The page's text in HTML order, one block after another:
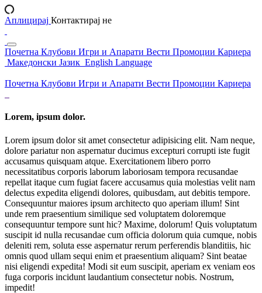
Аплицирај Контактирај не
Почетна Клубови Игри и Апарати Вести Промоции Кариера
Македонски Јазик English Language
Почетна Клубови Игри и Апарати Вести Промоции Кариера
Lorem, ipsum dolor.
Lorem ipsum dolor sit amet consectetur adipisicing elit. Nam neque,
dolore pariatur non aspernatur ducimus excepturi corrupti iste fugit
accusamus quisquam atque. Exercitationem libero porro
necessitatibus corporis laborum laboriosam tempora recusandae
repellat itaque cum fugiat facere accusamus quia molestias velit nam
delectus expedita eligendi dolores, quibusdam, aut debitis tempore.
Consequuntur maiores ipsum architecto quo aperiam illum! Sint
unde rem praesentium similique sed voluptatem doloremque
consequuntur tempore sunt hic? Maxime, dolorum! Quis voluptatum
suscipit id nulla recusandae cum officia dolorum quia cumque, nobis
deleniti rem, soluta esse aspernatur rerum perferendis blanditiis, hic
omnis quod ullam sequi enim et praesentium aliquam? Sint beatae
nisi eligendi expedita! Modi sit eum suscipit, aperiam ex veniam eos
fuga corporis incidunt laudantium consectetur nobis. Nostrum,
impedit!